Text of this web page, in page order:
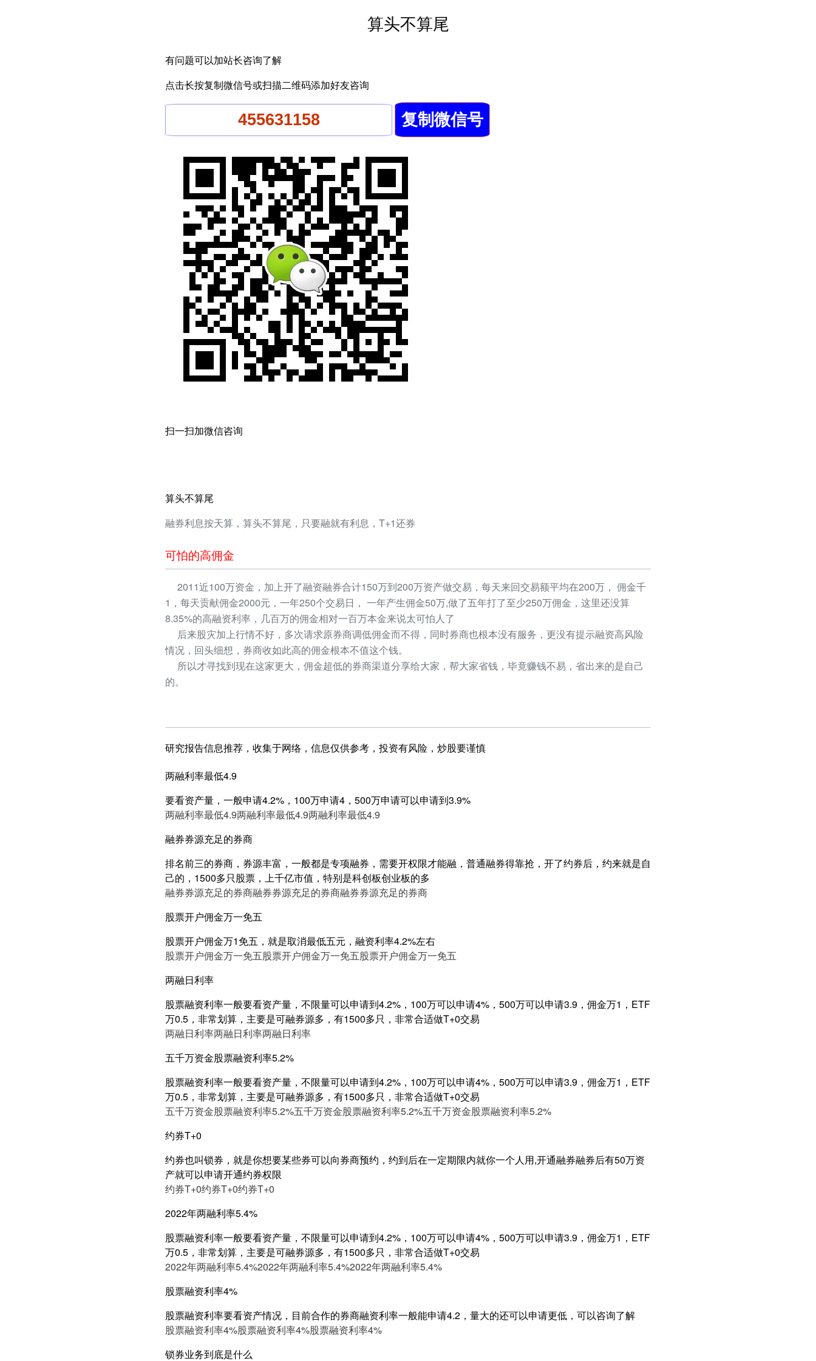
算头不算尾
有问题可以加站长咨询了解
点击长按复制微信号或扫描二维码添加好友咨询
扫一扫加微信咨询
算头不算尾
融券利息按天算，算头不算尾，只要融就有利息，T+1还券
可怕的高佣金
2011近100万资金，加上开了融资融券合计150万到200万资产做交易，每天来回交易额平均在200万， 佣金千
1，每天贡献佣金2000元，一年250个交易日， 一年产生佣金50万,做了五年打了至少250万佣金，这里还没算
8.35%的高融资利率，几百万的佣金相对一百万本金来说太可怕人了
后来股灾加上行情不好，多次请求原券商调低佣金而不得，同时券商也根本没有服务，更没有提示融资高风险
情况，回头细想，券商收如此高的佣金根本不值这个钱。
所以才寻找到现在这家更大，佣金超低的券商渠道分享给大家，帮大家省钱，毕竟赚钱不易，省出来的是自己
的。
研究报告信息推荐，收集于网络，信息仅供参考，投资有风险，炒股要谨慎
两融利率最低4.9
要看资产量，一般申请4.2%，100万申请4，500万申请可以申请到3.9%
两融利率最低4.9两融利率最低4.9两融利率最低4.9
融券券源充足的券商
排名前三的券商，券源丰富，一般都是专项融券，需要开权限才能融，普通融券得靠抢，开了约券后，约来就是自
己的，1500多只股票，上千亿市值，特别是科创板创业板的多
融券券源充足的券商融券券源充足的券商融券券源充足的券商
股票开户佣金万一免五
股票开户佣金万1免五，就是取消最低五元，融资利率4.2%左右
股票开户佣金万一免五股票开户佣金万一免五股票开户佣金万一免五
两融日利率
股票融资利率一般要看资产量，不限量可以申请到4.2%，100万可以申请4%，500万可以申请3.9，佣金万1，ETF
万0.5，非常划算，主要是可融券源多，有1500多只，非常合适做T+0交易
两融日利率两融日利率两融日利率
五千万资金股票融资利率5.2%
股票融资利率一般要看资产量，不限量可以申请到4.2%，100万可以申请4%，500万可以申请3.9，佣金万1，ETF
万0.5，非常划算，主要是可融券源多，有1500多只，非常合适做T+0交易
五千万资金股票融资利率5.2%五千万资金股票融资利率5.2%五千万资金股票融资利率5.2%
约券T+0
约券也叫锁券，就是你想要某些券可以向券商预约，约到后在一定期限内就你一个人用,开通融券融券后有50万资
产就可以申请开通约券权限
约券T+0约券T+0约券T+0
2022年两融利率5.4%
股票融资利率一般要看资产量，不限量可以申请到4.2%，100万可以申请4%，500万可以申请3.9，佣金万1，ETF
万0.5，非常划算，主要是可融券源多，有1500多只，非常合适做T+0交易
2022年两融利率5.4%2022年两融利率5.4%2022年两融利率5.4%
股票融资利率4%
股票融资利率要看资产情况，目前合作的券商融资利率一般能申请4.2，量大的还可以申请更低，可以咨询了解
股票融资利率4%股票融资利率4%股票融资利率4%
锁券业务到底是什么